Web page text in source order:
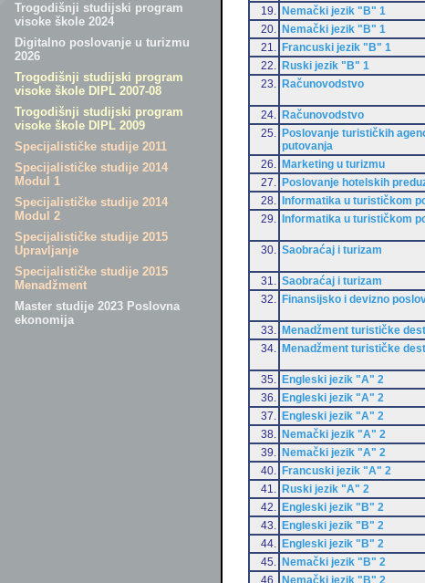
Trogodišnji studijski program
visoke škole 2024
Digitalno poslovanje u turizmu
2026
Trogodišnji studijski program
visoke škole DIPL 2007-08
Trogodišnji studijski program
visoke škole DIPL 2009
Specijalističke studije 2011
Specijalističke studije 2014
Modul 1
Specijalističke studije 2014
Modul 2
Specijalističke studije 2015
Upravljanje
Specijalističke studije 2015
Menadžment
Master studije 2023 Poslovna
ekonomija
19.
Nemački jezik "B" 1
20.
Nemački jezik "B" 1
21.
Francuski jezik "B" 1
22.
Ruski jezik "B" 1
23.
Računovodstvo
24. Računovodstvo
25.
Poslovanje turističkih
putovanja
26.
Marketing u turizmu
27.
Poslovanje hotelskih
28.
Informatika u turističkom
29.
Informatika u turističkom
30.
Saobraćaj i turizam
31. Saobraćaj i turizam
32.
Finansijsko i devizno
33.
Menadžment turističke
34.
Menadžment turističke
35.
Engleski jezik "A" 2
36.
Engleski jezik "A" 2
37.
Engleski jezik "A" 2
38.
Nemački jezik "A" 2
39.
Nemački jezik "A" 2
40.
Francuski jezik "A" 2
41.
Ruski jezik "A" 2
42.
Engleski jezik "B" 2
43.
Engleski jezik "B" 2
44.
Engleski jezik "B" 2
45.
Nemački jezik "B" 2
46.
Nemački jezik "B" 2